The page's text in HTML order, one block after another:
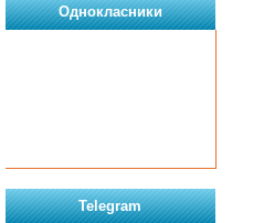
Однокласники
Telegram